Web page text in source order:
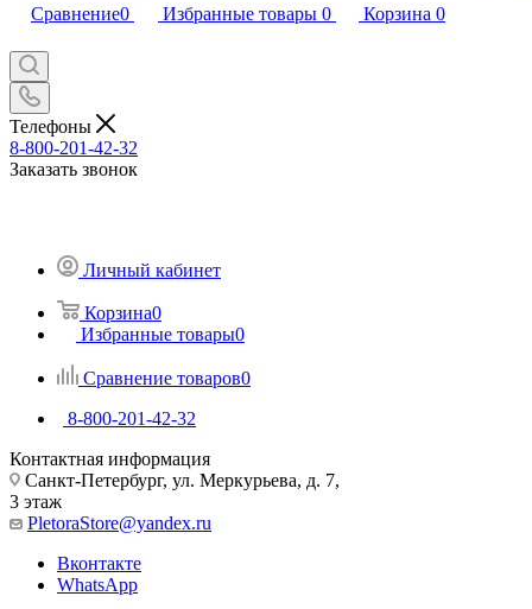
Сравнение0 Избранные товары 0 Корзина 0
Телефоны
8-800-201-42-32
Заказать звонок
Личный кабинет
Корзина0
Избранные товары0
Сравнение товаров0
8-800-201-42-32
Контактная информация
Санкт-Петербург, ул. Меркурьева, д. 7,
3 этаж
PletoraStore@yandex.ru
Вконтакте
WhatsApp